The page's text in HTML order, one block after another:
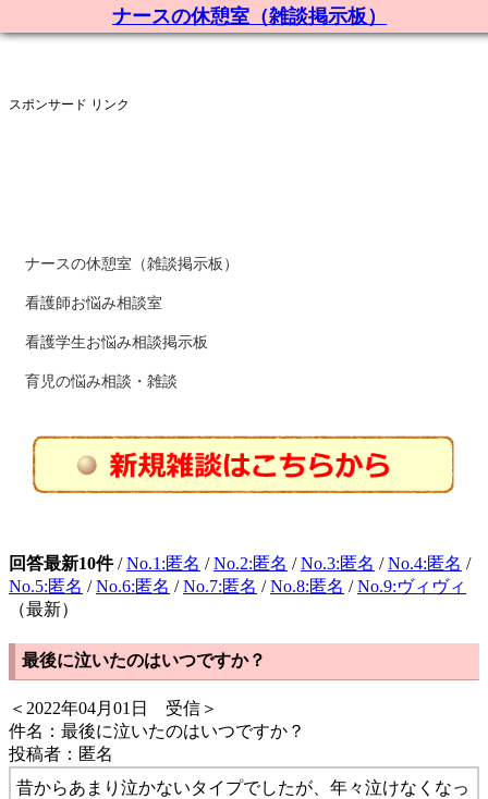
ナースの休憩室（雑談掲示板）
スポンサード リンク
ナースの休憩室（雑談掲示板）
看護師お悩み相談室
看護学生お悩み相談掲示板
育児の悩み相談・雑談
回答最新10件/No.1:匿名 /No.2:匿名 /No.3:匿名 /No.4:匿名 /
No.5:匿名 /No.6:匿名 /No.7:匿名 /No.8:匿名 /No.9:ヴィヴィ
（最新）
最後に泣いたのはいつですか？
＜2022年04月01日 受信＞
件名：最後に泣いたのはいつですか？
投稿者：匿名
昔からあまり泣かないタイプでしたが、年々泣けなくなっ